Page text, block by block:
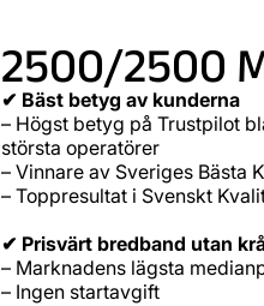
2500/2500
✔ Bäst betyg av kunderna
– Högst betyg på Trustpilot
största operatörer
– Vinnare av Sveriges Bästa
– Toppresultat i Svenskt
✔ Prisvärt bredband utan
– Marknadens lägsta
– Ingen startavgift